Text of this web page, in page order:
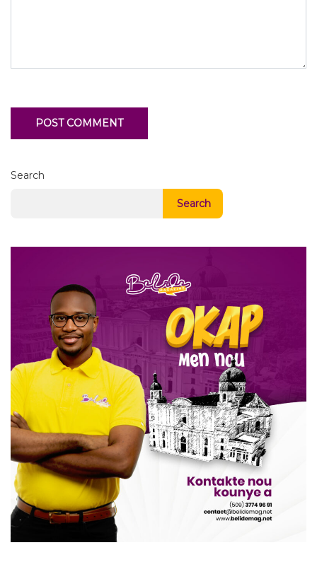
Search
Search